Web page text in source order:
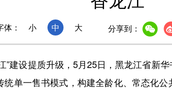
体： 小 中 大 分享到：
设提质升级，5月25日，黑龙江省新
单一售书模式，构建全龄化、常态化